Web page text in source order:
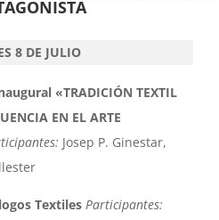
8 DE JULIO
«TRADICIÓN TEXTIL
EN EL ARTE
Josep P. Ginestar,
Textiles Participantes: